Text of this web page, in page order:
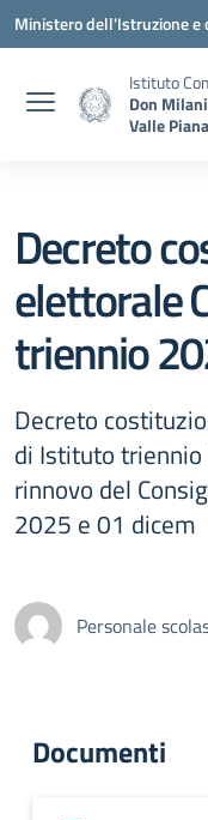
Vai ai contenuti
Vai al menu di navigazione
Vai al footer
Ministero dell'Istruzione e
Istituto
Don
Valle
Decreto
elettorale
triennio
Decreto
di Istituto
rinnovo del
2025 e 01 dicem
Personale
Documenti